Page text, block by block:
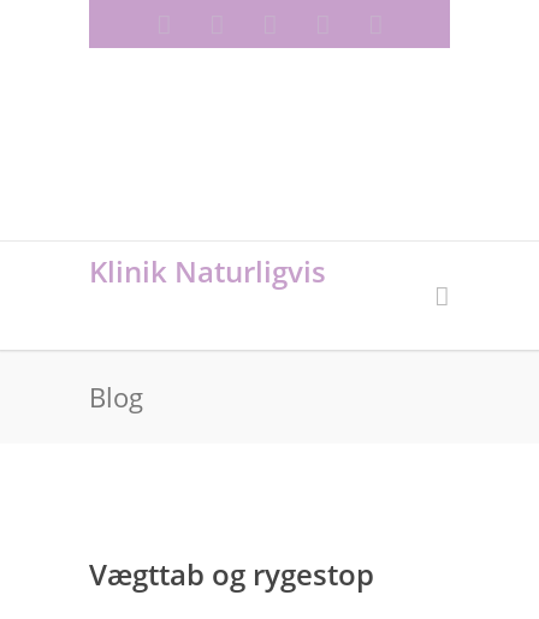
Klinik Naturligvis
Blog
Vægttab og rygestop